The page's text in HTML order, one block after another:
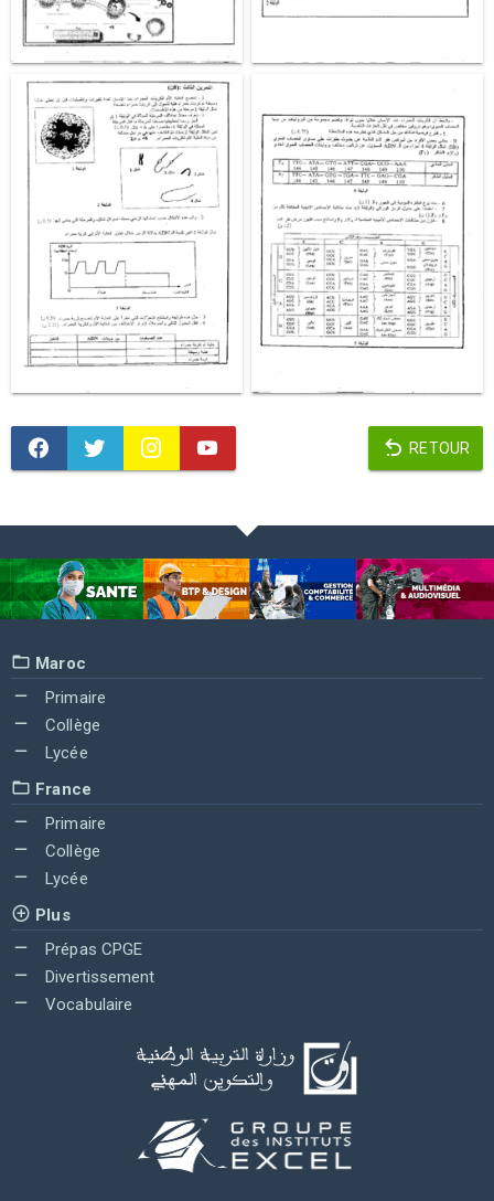
RETOUR
Maroc
Primaire
Collège
Lycée
France
Primaire
Collège
Lycée
Plus
Prépas CPGE
Divertissement
Vocabulaire